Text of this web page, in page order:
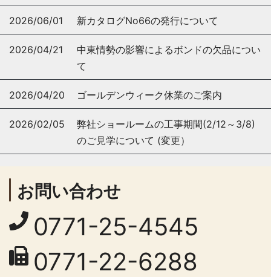
2026/06/01 新カタログNo66の発行について
2026/04/21
中東情勢の影響によるボンドの欠品につい
て
2026/04/20 ゴールデンウィーク休業のご案内
2026/02/05
弊社ショールームの工事期間(2/12～3/8)
のご見学について (変更）
お問い合わせ
0771-25-4545
0771-22-6288